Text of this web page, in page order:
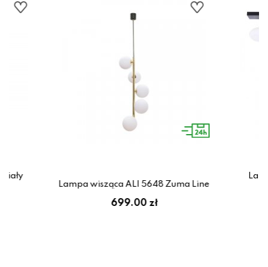
Lampa wisząca ALI 5648 Zuma Line
699.00 zł